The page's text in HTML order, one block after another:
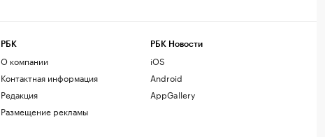
РБК
О компании
Контактная информация
Редакция
Размещение рекламы
РБК Новости
iOS
Android
AppGallery